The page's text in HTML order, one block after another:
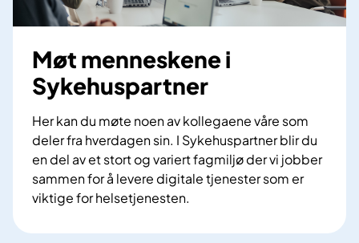
Møt menneskene i
Sykehuspartner
Her kan du møte noen av kollegaene våre som
deler fra hverdagen sin. I Sykehuspartner blir du
en del av et stort og variert fagmiljø der vi jobber
sammen for å levere digitale tjenester som er
viktige for helsetjenesten.